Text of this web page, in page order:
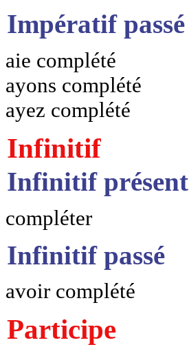
Impératif passé
aie complété
ayons complété
ayez complété
Infinitif
Infinitif présent
compléter
Infinitif passé
avoir complété
Participe